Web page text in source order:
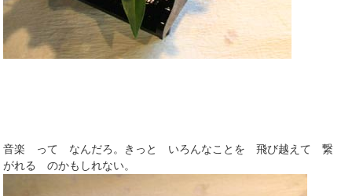
音楽 って なんだろ。きっと いろんなことを 飛び越えて 繋
がれる のかもしれない。